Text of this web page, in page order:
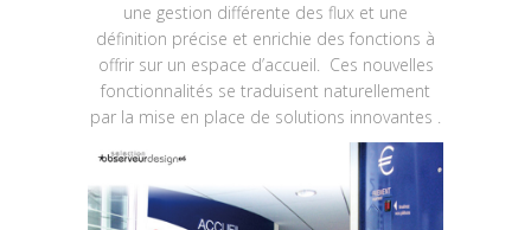
une gestion différente des flux et une
définition précise et enrichie des fonctions à
offrir sur un espace d’accueil. Ces nouvelles
fonctionnalités se traduisent naturellement
par la mise en place de solutions innovantes .